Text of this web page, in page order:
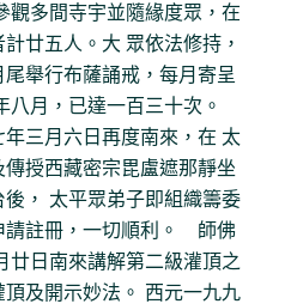
觀多間寺宇並隨緣度眾，在
廿五人。大 眾依法修持，
舉行布薩誦戒，每月寄呈
八月，已達一百三十次。
三月六日再度南來，在 太
授西藏密宗毘盧遮那靜坐
， 太平眾弟子即組織籌委
請註冊，一切順利。 師佛
廿日南來講解第二級灌頂之
及開示妙法。 西元一九九